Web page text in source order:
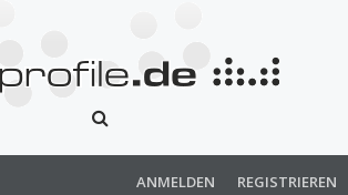
ANMELDEN REGISTRIEREN